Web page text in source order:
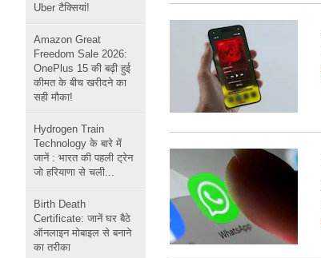
Uber टैक्सियां!
Amazon Great
Freedom Sale 2026:
OnePlus 15 की बढ़ी हुई
कीमत के बीच खरीदने का
सही मौका!
Hydrogen Train
Technology के बारे में
जानें : भारत की पहली ट्रेन
जो हरियाणा से चली...
Birth Death
Certificate: जानें घर बैठे
ऑनलाइन मोबाइल से बनाने
का तरीका